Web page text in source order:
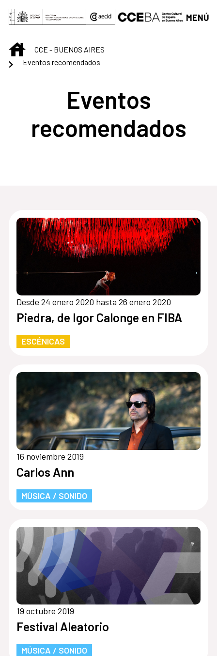
Saltar al contenido principal
MENÚ
INICIOCCE - BUENOS AIRES
Eventos recomendados
Eventos
recomendados
Desde 24 enero 2020 hasta 26 enero 2020
Piedra, de Igor Calonge en FIBA
ESCÉNICAS
16 noviembre 2019
Carlos Ann
MÚSICA / SONIDO
19 octubre 2019
Festival Aleatorio
MÚSICA / SONIDO